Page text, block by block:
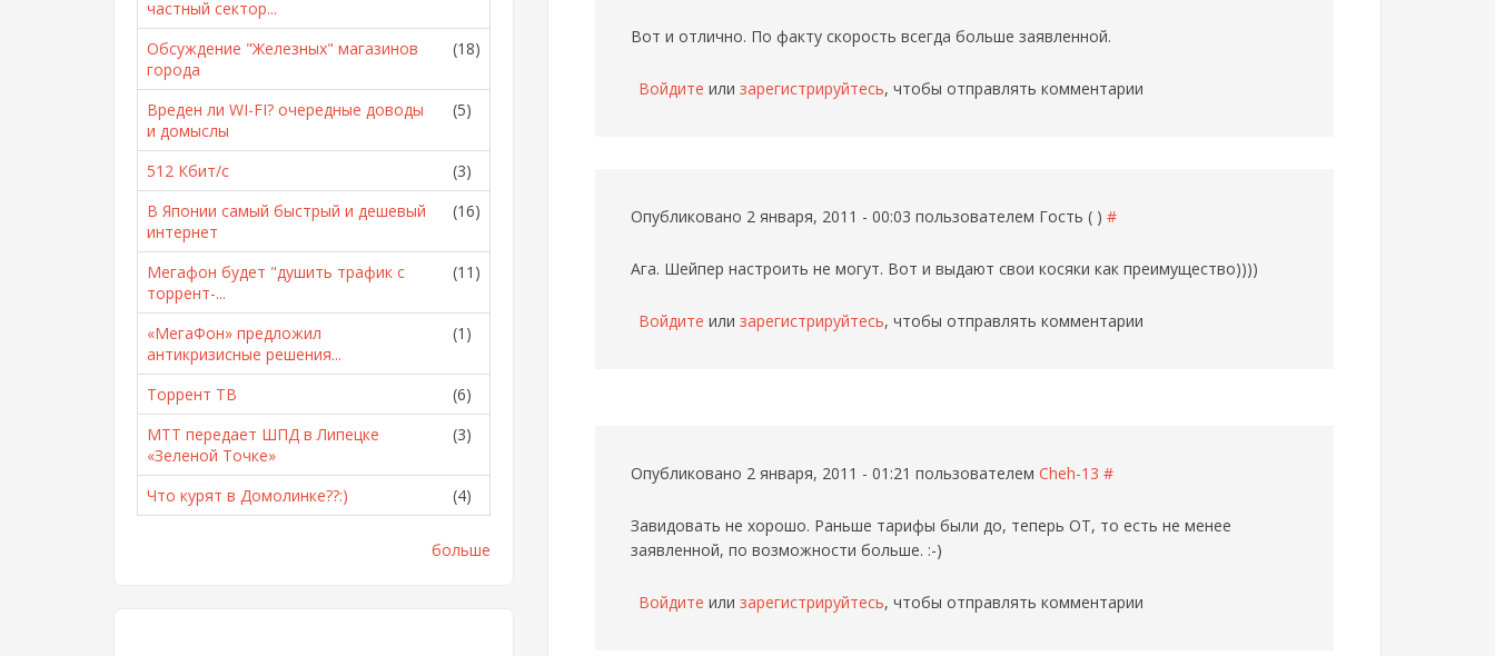
частный сектор...
Обсуждение "Железных" магазинов
города
(18)
Вреден ли WI-FI? очередные доводы
и домыслы
(5)
512 Кбит/с
(3)
В Японии самый быстрый и дешевый
интернет
(16)
Мегафон будет "душить трафик с
торрент-...
(11)
«МегаФон» предложил
антикризисные решения...
(1)
Торрент ТВ
(6)
МТТ передает ШПД в Липецке
«Зеленой Точке»
(3)
Что курят в Домолинке??:) (4)
больше
Вот и отлично. По факту скорость всегда больше заявленной.
Войдите или зарегистрируйтесь, чтобы отправлять комментарии
Опубликовано 2 января, 2011 - 00:03 пользователем Гость ( ) #
Ага. Шейпер настроить не могут. Вот и выдают свои косяки как преимущество))))
Войдите или зарегистрируйтесь, чтобы отправлять комментарии
Опубликовано 2 января, 2011 - 01:21 пользователем Cheh-13 #
Завидовать не хорошо. Раньше тарифы были до, теперь ОТ, то есть не менее
заявленной, по возможности больше. :-)
Войдите или зарегистрируйтесь, чтобы отправлять комментарии